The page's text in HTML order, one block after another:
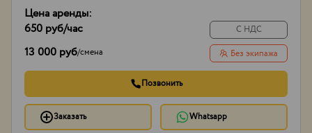
Цена аренды:
650 руб/час
13 000 руб/смена
С НДС
Без экипажа
Позвонить
Заказать Whatsapp